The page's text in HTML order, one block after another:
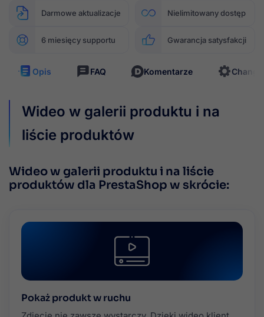
Darmowe aktualizacje Nielimitowany dostęp
6 miesięcy supportu Gwarancja satysfakcji
Opis FAQ Komentarze
Wideo w galerii produktu i na
liście produktów
Wideo w galerii produktu i na liście
produktów dla PrestaShop w skrócie:
Pokaż produkt w ruchu